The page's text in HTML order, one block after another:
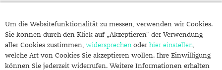
SCHMUCK.DE
Fragen zu Ihrer Bestellung?
Um die Websitefunktionalität zu messen, verwenden wir Cookies.
Sie können durch den Klick auf „Akzeptieren“ der Verwendung
aller Cookies zustimmen, widersprechenoder hier einstellen,
welche Art von Cookies Sie akzeptieren wollen. Ihre Einwilligung
können Sie jederzeit widerrufen. Weitere Informationen erhalten